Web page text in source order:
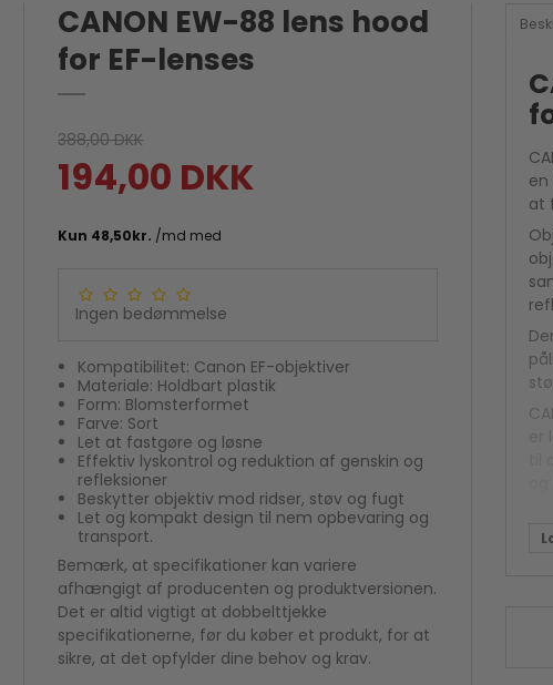
& synth
& VALUE
Audio tilbehør
Hovedtelefoner
Computer Tilbehør
CANON EW-88 lens hood
for EF-lenses
388,00 DKK
194,00 DKK
Ingen bedømmelse
Kompatibilitet: Canon EF-objektiver
Materiale: Holdbart plastik
Form: Blomsterformet
Farve: Sort
Let at fastgøre og løsne
Effektiv lyskontrol og reduktion af genskin og
refleksioner
Beskytter objektiv mod ridser, støv og fugt
Let og kompakt design til nem opbevaring og
transport.
Bemærk, at specifikationer kan variere
afhængigt af producenten og produktversionen.
Det er altid vigtigt at dobbelttjekke
specifikationerne, før du køber et produkt, for at
sikre, at det opfylder dine behov og krav.
en
at
Godkendt af e-mærket